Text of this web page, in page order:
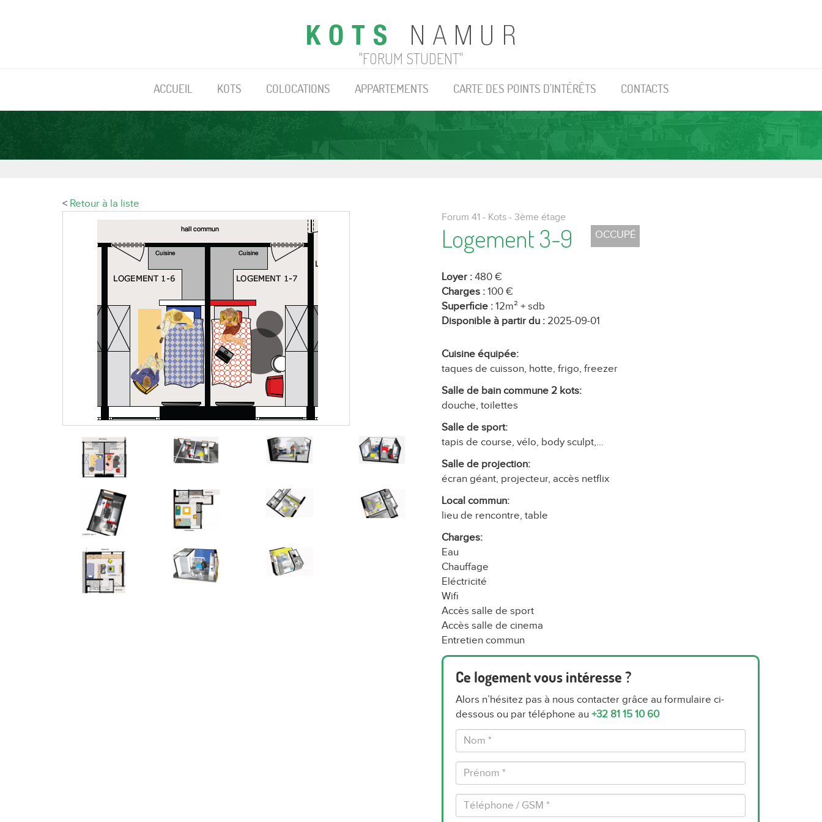
"FORUM STUDENT"
ACCUEIL KOTS COLOCATIONS APPARTEMENTS CARTE DES POINTS D'INTÉRÊTS CONTACTS
< Retour à la liste
Forum 41 - Kots - 3ème étage
Logement 3-9 OCCUPÉ
Loyer : 480 €
Charges : 100 €
Superficie : 12m² + sdb
Disponible à partir du : 2025-09-01
Cuisine équipée:
taques de cuisson, hotte, frigo, freezer
Salle de bain commune 2 kots:
douche, toilettes
Salle de sport:
tapis de course, vélo, body sculpt,…
Salle de projection:
écran géant, projecteur, accès netflix
Local commun:
lieu de rencontre, table
Charges:
Eau
Chauffage
Eléctricité
Wifi
Accès salle de sport
Accès salle de cinema
Entretien commun
Ce logement vous intéresse ?
Alors n’hésitez pas à nous contacter grâce au formulaire ci-
dessous ou par téléphone au +32 81 15 10 60
Nom
*
Prénom
*
Téléphone
/